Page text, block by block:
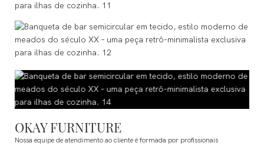
OKAY FURNITURE
Nossa equipe de atendimento ao cliente é formada por profissionais